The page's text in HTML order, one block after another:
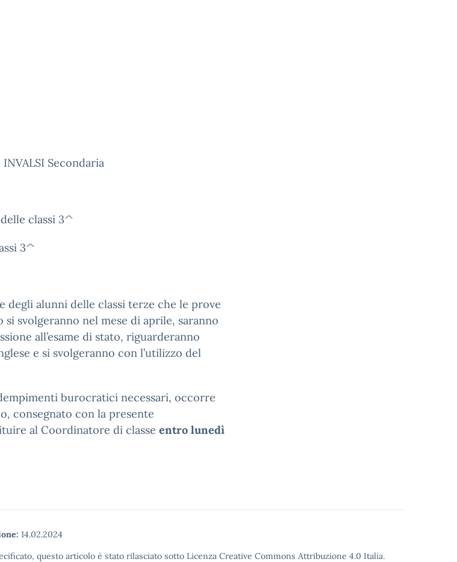
Secondaria
classi 3^
3^
degli alunni delle classi terze che le prove
si svolgeranno nel mese di aprile, saranno
all’esame di stato, riguarderanno
e si svolgeranno con l’utilizzo del
burocratici necessari, occorre
consegnato con la presente
al Coordinatore di classe entro lunedì
14.02.2024
questo articolo è stato rilasciato sotto Licenza Creative Commons Attribuzione 4.0 Italia.